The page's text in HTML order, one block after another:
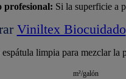
profesional: Si la superficie a
Viniltex Biocuidado
espátula limpia para mezclar la
m²/galón